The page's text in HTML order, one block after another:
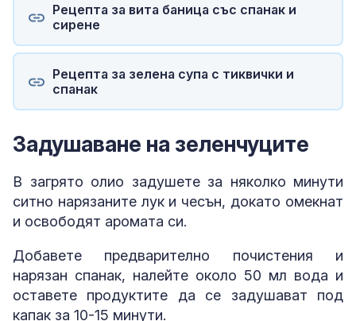
Рецепта за вита баница със спанак и
сирене
Рецепта за зелена супа с тиквички и
спанак
Задушаване на зеленчуците
В загрято олио задушете за няколко минути
ситно нарязаните лук и чесън, докато омекнат
и освободят аромата си.
Добавете предварително почистения и
нарязан спанак, налейте около 50 мл вода и
оставете продуктите да се задушават под
капак за 10-15 минути.